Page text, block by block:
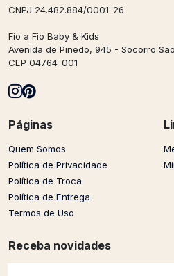
CNPJ 24.482.884/0001-26
Fio a Fio Baby & Kids
Avenida de Pinedo, 945 - Socorro
CEP 04764-001
Páginas
Quem Somos
Política de Privacidade
Política de Troca
Política de Entrega
Termos de Uso
Receba novidades